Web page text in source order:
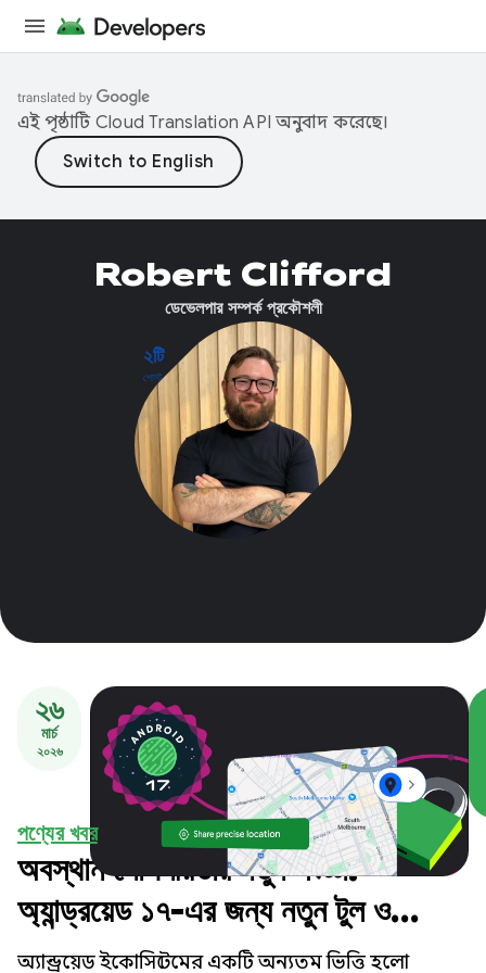
এই পৃষ্ঠাটি Cloud Translation API অনুবাদ করেছে।
২টি
পোস্ট
Robert Clifford
ডেভেলপার সম্পর্ক প্রকৌশলী
২৬
মার্চ
২০২৬
পণ্যের খবর
অবস্থান গোপনীয়তার নতুন সংজ্ঞা:
অ্যান্ড্রয়েড ১৭-এর জন্য নতুন টুল ও
উন্নতিসমূহ
অ্যান্ড্রয়েড ইকোসিস্টেমের একটি অন্যতম ভিত্তি হলো